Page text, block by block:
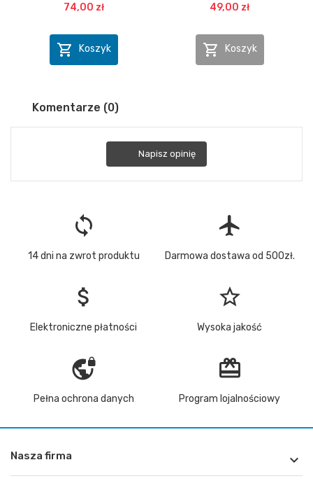
74,00 zł
 Koszyk
49,00 zł
 Koszyk
Komentarze (0)
Napisz opinię
loop
14 dni na zwrot produktu
flight
Darmowa dostawa od 500zł.
attach_money
Elektroniczne płatności
star_border
Wysoka jakość
vpn_lock
Pełna ochrona danych
redeem
Program lojalnościowy
Nasza firma 